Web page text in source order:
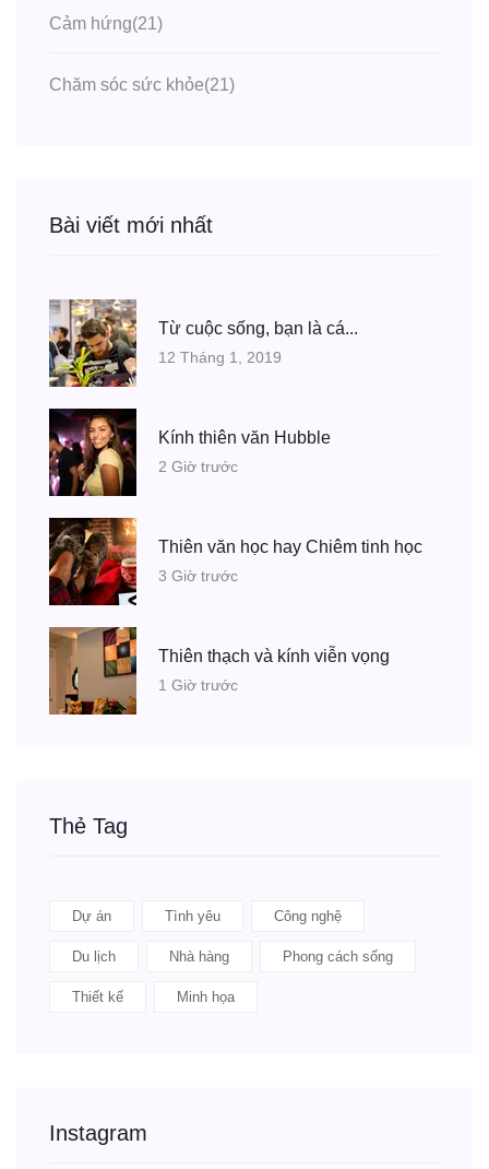
Cảm hứng(21)
Chăm sóc sức khỏe(21)
Bài viết mới nhất
Từ cuộc sống, bạn là cá...
12 Tháng 1, 2019
Kính thiên văn Hubble
2 Giờ trước
Thiên văn học hay Chiêm tinh học
3 Giờ trước
Thiên thạch và kính viễn vọng
1 Giờ trước
Thẻ Tag
Dự án Tình yêu Công nghệ
Du lịch Nhà hàng Phong cách sống
Thiết kế Minh họa
Instagram